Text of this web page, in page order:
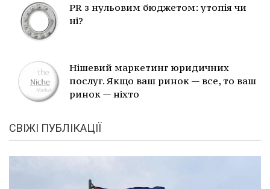
PR з нульовим бюджетом: утопія чи
ні?
Нішевий маркетинг юридичних
послуг. Якщо ваш ринок — все, то ваш
ринок — ніхто
СВІЖІ ПУБЛІКАЦІЇ